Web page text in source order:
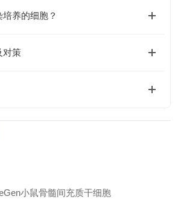
养的细胞？
对策
小鼠骨髓间充质干细胞